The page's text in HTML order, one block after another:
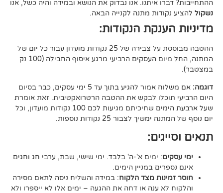
איתנו. אנו נבדוק את הנושא ובמידה והיה כשל, אנו
מתנה לקנייה הבאה.
הנקודות:
ההטבה מבוססת על צבירה של 25 נקודות מועדון עבור כל יום של
המתנה, החל מיום העסקים הרביעי מרגע איסוף החבילה (100 נק
אם משלוח אמור להגיע בתוך עד 5 ימי עסקים, כבר בסיום
לבקש את ההטבה הרטרואקטיבית. זאת אומרת
שעל ארבעת הימים שחיכיתם מגיעות לכם 100 נקודות מועדון, וכל
לצבור 25 נקודות נוספות.
: ימים א'-ה' בלבד. ימי שישי, שבת, ערבי חג וחגים
במניין הימים.
מצד הלקוח: במידה והשליח ניסה לתאם מסירה
ענה או דחה את ההגעה – ימים אלו לא ייספרו ולא